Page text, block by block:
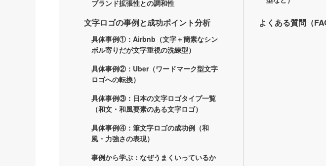
ブランド拡張性との調和性
文字ロゴの事例と成功ポイント分析
具体事例①：Airbnb（文字＋簡素なシン
ボル寄りだが文字重視の洗練型）
具体事例②：Uber（ワードマーク型文字
ロゴへの転換）
具体事例③：日本の文字ロゴタイプ一覧
（和文・和風要素のある文字ロゴ）
具体事例④：筆文字ロゴの成功例（和
風・力強さの表現）
事例から学ぶ：なぜうまくいっているか
よくある質問（